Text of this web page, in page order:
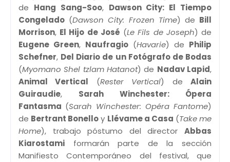
de Hang Sang-Soo, Dawson City: El Tiempo
Congelado (Dawson City: Frozen Time) de Bill
Morrison, El Hijo de José (Le Fils de Joseph) de
Eugene Green, Naufragio (Havarie) de Philip
Schefner, Del Diario de un Fotógrafo de Bodas
(Myomano Shel tzlam Hatanot) de Nadav Lapid,
Animal Vertical (Rester Vertical) deAlain
Guiraudie, Sarah Winchester: Ópera
Fantasma (Sarah Winchester: Opéra Fantome)
de Bertrant Bonelloy Llévame a Casa (Take me
Home), trabajo póstumo del director Abbas
Kiarostami formarán parte de la sección
Manifiesto Contemporáneo del festival, que